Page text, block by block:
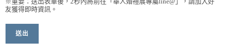
友獲得即時資訊。
送出